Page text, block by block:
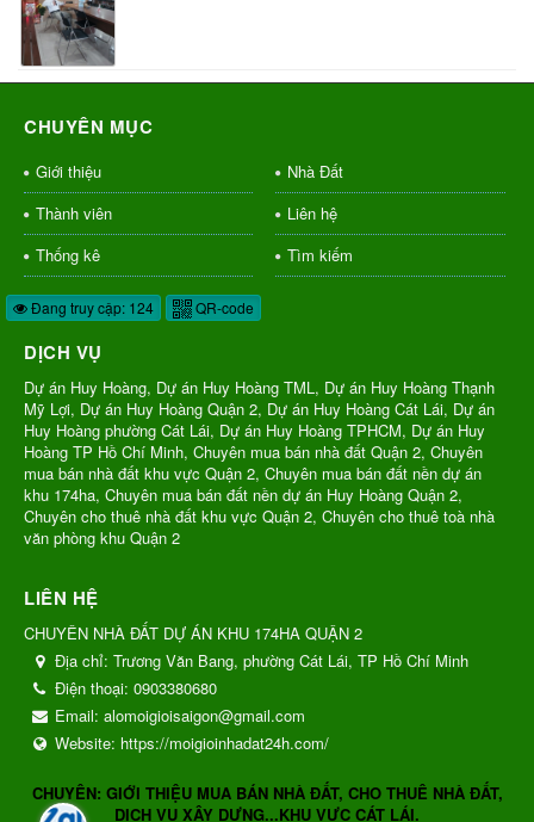
CHUYÊN MỤC
Giới thiệu
Nhà Đất
Thành viên
Liên hệ
Thống kê
Tìm kiếm
Đang truy cập: 124 QR-code
DỊCH VỤ
Dự án Huy Hoàng, Dự án Huy Hoàng TML, Dự án Huy Hoàng Thạnh
Mỹ Lợi, Dự án Huy Hoàng Quận 2, Dự án Huy Hoàng Cát Lái, Dự án
Huy Hoàng phường Cát Lái, Dự án Huy Hoàng TPHCM, Dự án Huy
Hoàng TP Hồ Chí Minh, Chuyên mua bán nhà đất Quận 2, Chuyên
mua bán nhà đất khu vực Quận 2, Chuyên mua bán đất nền dự án
khu 174ha, Chuyên mua bán đất nền dự án Huy Hoàng Quận 2,
Chuyên cho thuê nhà đất khu vực Quận 2, Chuyên cho thuê toà nhà
văn phòng khu Quận 2
LIÊN HỆ
CHUYÊN NHÀ ĐẤT DỰ ÁN KHU 174HA QUẬN 2
Địa chỉ: Trương Văn Bang, phường Cát Lái, TP Hồ Chí Minh
Điện thoại: 0903380680
Email: alomoigioisaigon@gmail.com
Website: https://moigioinhadat24h.com/
CHUYÊN: GIỚI THIỆU MUA BÁN NHÀ ĐẤT, CHO THUÊ NHÀ ĐẤT,
DỊCH VỤ XÂY DỰNG...KHU VỰC CÁT LÁI.